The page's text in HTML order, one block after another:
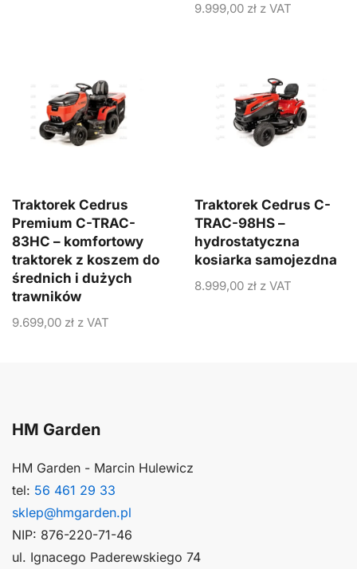
9.999,00 zł z VAT
Traktorek Cedrus
Premium C-TRAC-
83HC – komfortowy
traktorek z koszem do
średnich i dużych
trawników
9.699,00 zł z VAT
Traktorek Cedrus C-
TRAC-98HS –
hydrostatyczna
kosiarka samojezdna
8.999,00 zł z VAT
HM Garden
HM Garden - Marcin Hulewicz
tel: 56 461 29 33
sklep@hmgarden.pl
NIP: 876-220-71-46
ul. Ignacego Paderewskiego 74